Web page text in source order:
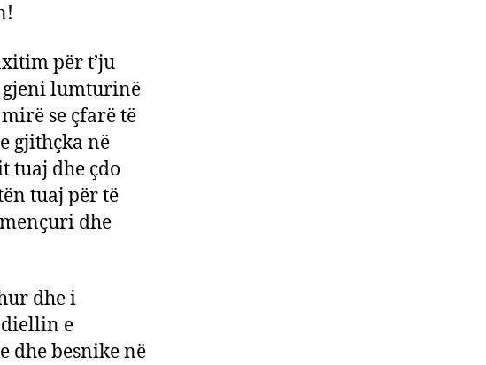
për t’ju
gjeni lumturinë
se çfarë të
gjithçka në
tuaj dhe çdo
tuaj për të
dhe
dhe i
diellin e
dhe besnike në